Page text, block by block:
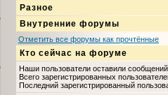
Разное
Внутренние форумы
Отметить все форумы как прочтённые
Кто сейчас на форуме
Наши пользователи оставили
Всего зарегистрированных
Последний зарегистрированный